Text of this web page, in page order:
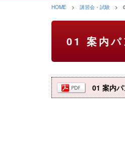
HOME > 講習会・試験 >
01 案内パ
01 案内パ